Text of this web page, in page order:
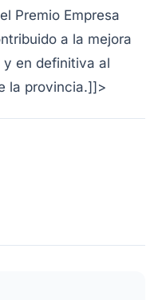
Premio Empresa
a la mejora
y en definitiva al
la provincia.]]>